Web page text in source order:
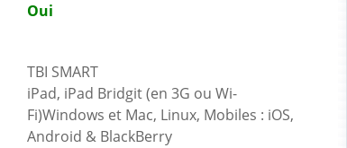
Oui
TBI SMART
iPad, iPad Bridgit (en 3G ou Wi-
Fi)Windows et Mac, Linux, Mobiles : iOS,
Android & BlackBerry